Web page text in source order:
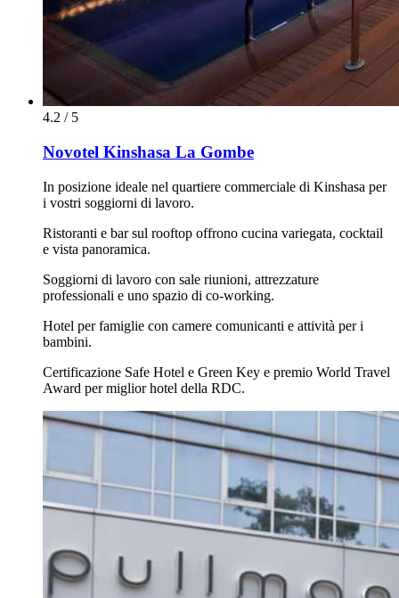
4.2 / 5
Novotel Kinshasa La Gombe
In posizione ideale nel quartiere commerciale di Kinshasa per
i vostri soggiorni di lavoro.
Ristoranti e bar sul rooftop offrono cucina variegata, cocktail
e vista panoramica.
Soggiorni di lavoro con sale riunioni, attrezzature
professionali e uno spazio di co-working.
Hotel per famiglie con camere comunicanti e attività per i
bambini.
Certificazione Safe Hotel e Green Key e premio World Travel
Award per miglior hotel della RDC.